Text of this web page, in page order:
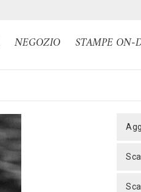
NEGOZIO STAMPE ON-